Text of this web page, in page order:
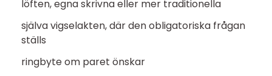
löften, egna skrivna eller mer traditionella
själva vigselakten, där den obligatoriska frågan
ställs
ringbyte om paret önskar